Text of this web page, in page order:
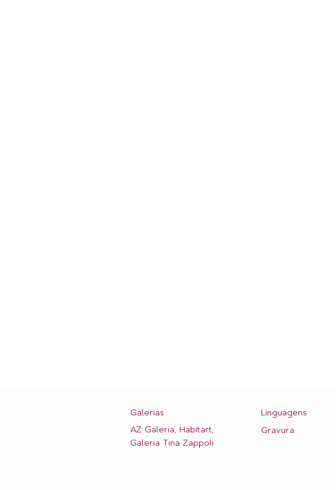
Galerias
AZ Galeria, Habitart,
Galeria Tina Zappoli
Linguagens
Gravura